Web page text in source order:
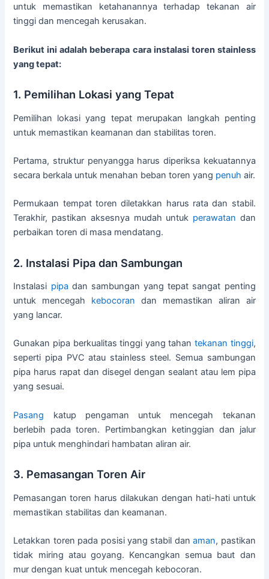
untuk memastikan ketahanannya terhadap tekanan air
tinggi dan mencegah kerusakan.
Berikut ini adalah beberapa cara instalasi toren stainless
yang tepat:
1. Pemilihan Lokasi yang Tepat
Pemilihan lokasi yang tepat merupakan langkah penting
untuk memastikan keamanan dan stabilitas toren.
Pertama, struktur penyangga harus diperiksa kekuatannya
secara berkala untuk menahan beban toren yang penuh air.
Permukaan tempat toren diletakkan harus rata dan stabil.
Terakhir, pastikan aksesnya mudah untuk perawatan dan
perbaikan toren di masa mendatang.
2. Instalasi Pipa dan Sambungan
Instalasi pipa dan sambungan yang tepat sangat penting
untuk mencegah kebocoran dan memastikan aliran air
yang lancar.
Gunakan pipa berkualitas tinggi yang tahan tekanan tinggi,
seperti pipa PVC atau stainless steel. Semua sambungan
pipa harus rapat dan disegel dengan sealant atau lem pipa
yang sesuai.
Pasang katup pengaman untuk mencegah tekanan
berlebih pada toren. Pertimbangkan ketinggian dan jalur
pipa untuk menghindari hambatan aliran air.
3. Pemasangan Toren Air
Pemasangan toren harus dilakukan dengan hati-hati untuk
memastikan stabilitas dan keamanan.
Letakkan toren pada posisi yang stabil danaman, pastikan
tidak miring atau goyang. Kencangkan semua baut dan
mur dengan kuat untuk mencegah kebocoran.